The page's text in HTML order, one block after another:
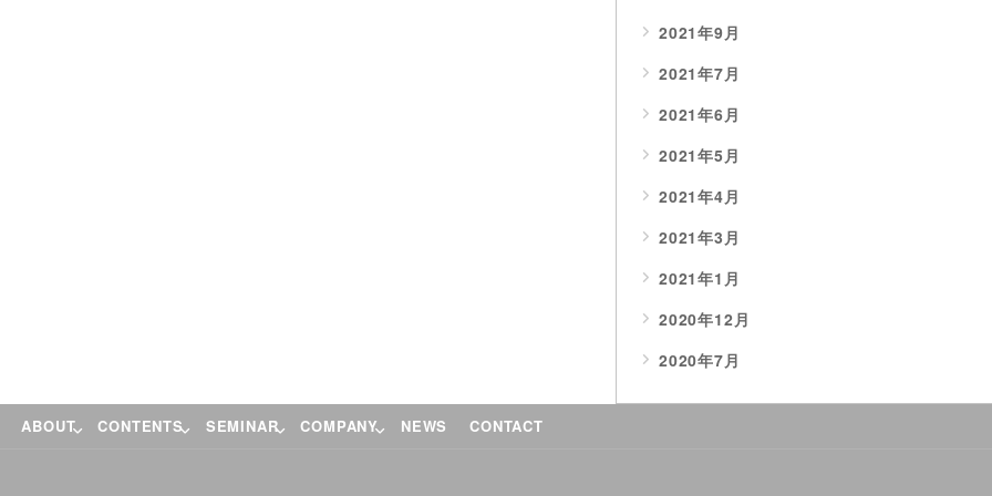
2021年9月
2021年7月
2021年6月
2021年5月
2021年4月
2021年3月
2021年1月
2020年12月
2020年7月
ABOUT CONTENTS SEMINAR COMPANY NEWS CONTACT